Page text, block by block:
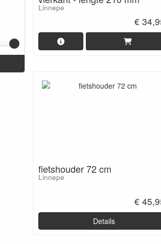
Linnepe
€
fietshouder 72 cm
Linnepe
€
Details